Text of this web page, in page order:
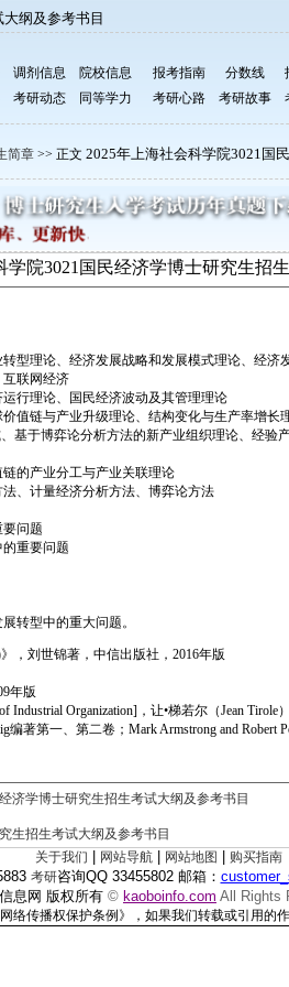
纲及参考书目
调剂信息
院校信息
考研动态 同等学力
报考指南 分数线
考研心路
考研故事
简章 >> 正文 2025年上海社会科学院3021国
学院3021国民经济学博士研究生招
型理论、经济发展战略和发展模式理论、经济
联网经济
行理论、国民经济波动及其管理理论
值链与产业升级理论、结构变化与生产率增长
基于博弈论分析方法的新产业组织理论、经
的产业分工与产业关联理论
、计量经济分析方法、博弈论方法
问题
重要问题
转型中的重大问题。
，刘世锦著，中信出版社，2016年版
年版
Organization]，让•梯若尔（Jean
编著第一、第二卷；Mark Armstrong and Robert
济学博士研究生招生考试大纲及参考书目
生招生考试大纲及参考书目
关于我们
网站导航| 网站地图
购买指南
考研咨询QQ 33455802 邮箱：
息网 版权所有 © kaoboinfo.com All Rights
络传播权保护条例》，如果我们转载或引用的